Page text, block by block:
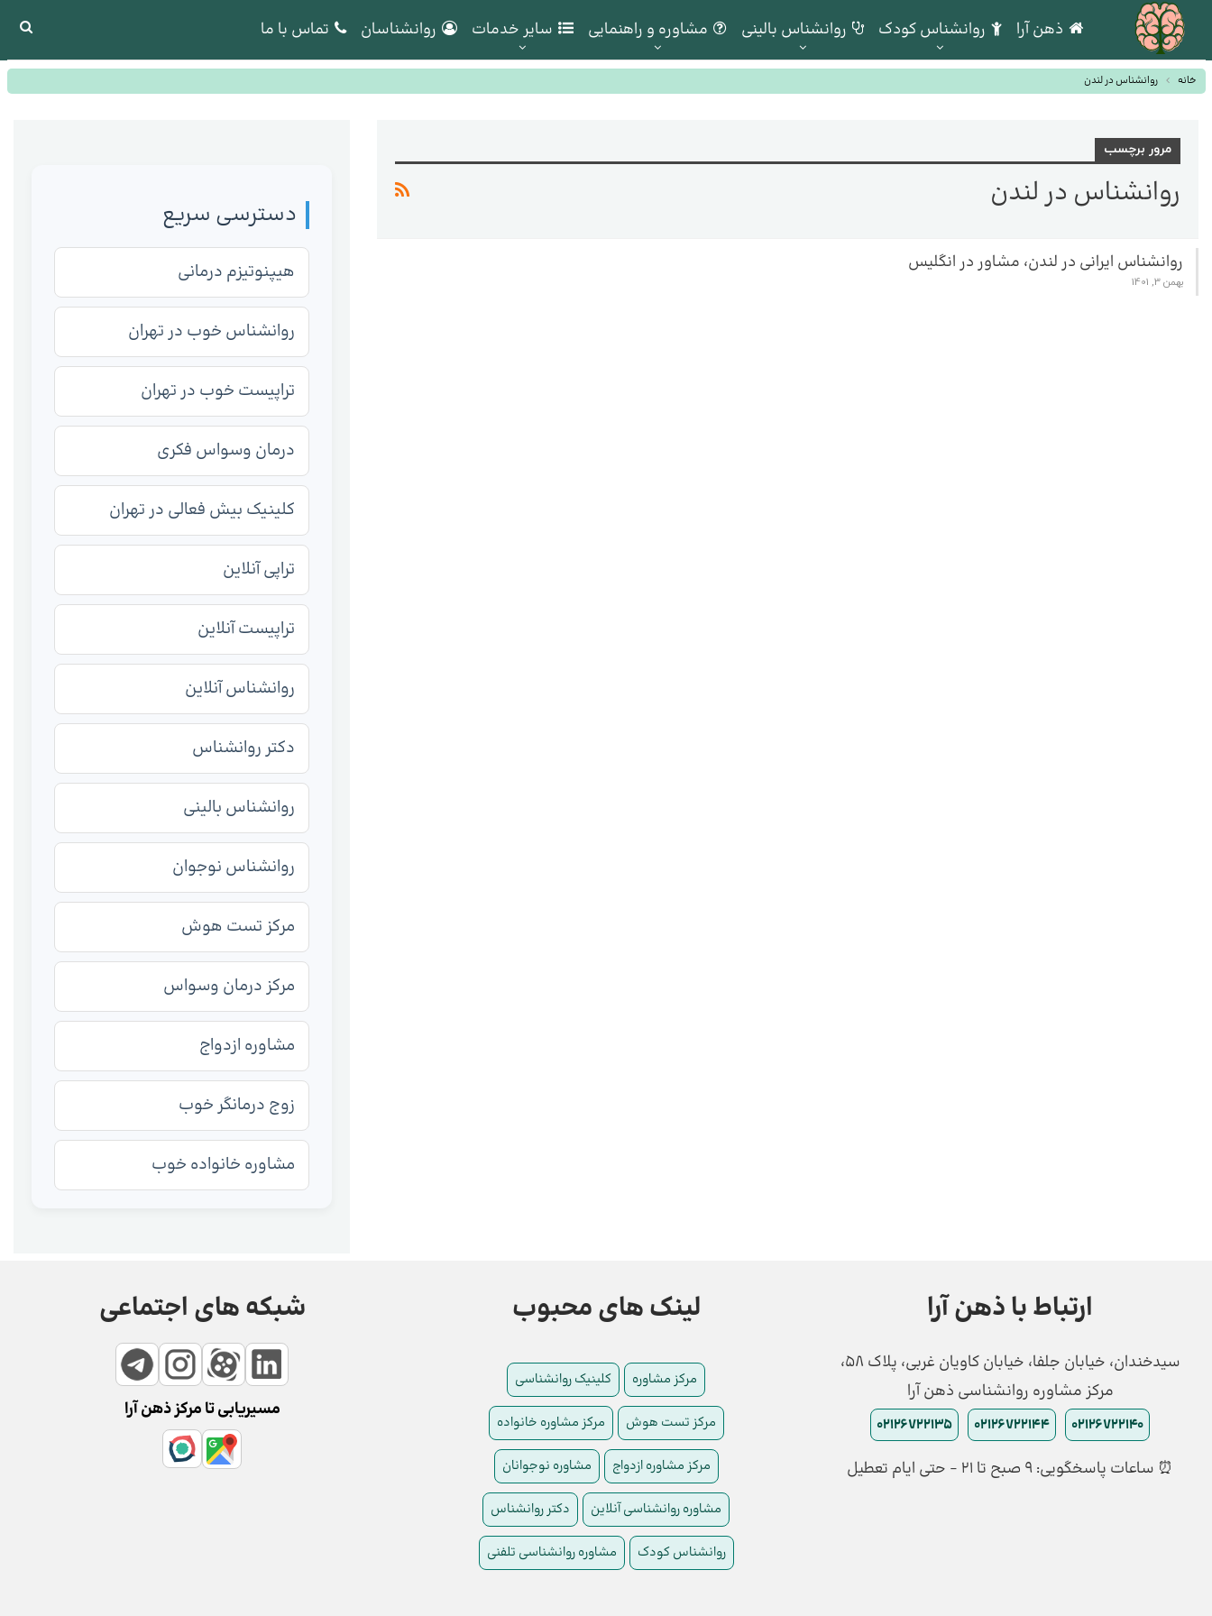
ذهن آرا روانشناس کودک روانشناس بالینی مشاوره و راهنمایی سایر خدمات روانشناسان تماس با ما
خانه روانشناس در لندن
مرور برچسب
روانشناس در لندن
روانشناس ایرانی در لندن، مشاور در انگلیس
بهمن 3, 1401
دسترسی سریع
هیپنوتیزم درمانی
روانشناس خوب در تهران
تراپیست خوب در تهران
درمان وسواس فکری
کلینیک بیش فعالی در تهران
تراپی آنلاین
تراپیست آنلاین
روانشناس آنلاین
دکتر روانشناس
روانشناس بالینی
روانشناس نوجوان
مرکز تست هوش
مرکز درمان وسواس
مشاوره ازدواج
زوج درمانگر خوب
مشاوره خانواده خوب
ارتباط با ذهن آرا
سیدخندان، خیابان جلفا، خیابان کاویان غربی، پلاک 58،
مرکز مشاوره روانشناسی ذهن آرا
02126722140
02126722144
02126722135
⏰ ساعات پاسخگویی: ۹ صبح تا ۲۱ - حتی ایام تعطیل
لینک های محبوب
مرکز مشاوره کلینیک روانشناسی
مرکز تست هوش مرکز مشاوره خانواده
مرکز مشاوره ازدواج مشاوره نوجوانان
مشاوره روانشناسی آنلاین دکتر روانشناس
روانشناس کودک مشاوره روانشناسی تلفنی
شبکه های اجتماعی
مسیریابی تا مرکز ذهن آرا